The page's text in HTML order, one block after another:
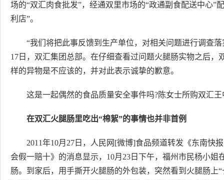
场的“双汇肉食批发”，经通双里市场的“政通副食配送中心”
利店”。
“我们将把此事反馈到生产单位，对相关问题进行调查
17日，双汇集团总部。在仔细查看过问题火腿肠实物之后
样的异物是不应该的，并对此表示诚挚的歉意。
这是一起偶然的食品质量安全事件吗?陈女士所购双汇
在双汇火腿肠里吃出“棉絮”的事情也并非首例
2011年10月27日，人民网[微博]食品频道转发《东南快
会假一赔十》的消息显示，10月23日下午，福州市民杨小
肠。到家后，用手撕开火腿肠的外包装，突然看到火腿肠上